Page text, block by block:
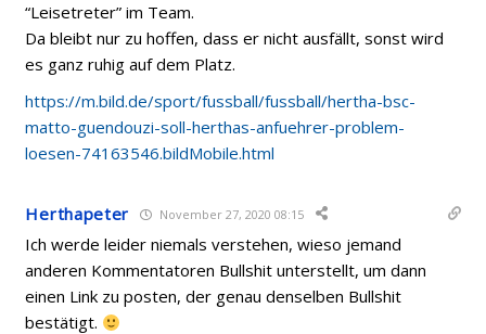
“Leisetreter” im Team.
Da bleibt nur zu hoffen, dass er nicht ausfällt, sonst wird
es ganz ruhig auf dem Platz.
https://m.bild.de/sport/fussball/fussball/hertha-bsc-
matto-guendouzi-soll-herthas-anfuehrer-problem-
loesen-74163546.bildMobile.html
Herthapeter November 27, 2020 08:15
Ich werde leider niemals verstehen, wieso jemand
anderen Kommentatoren Bullshit unterstellt, um dann
einen Link zu posten, der genau denselben Bullshit
bestätigt.